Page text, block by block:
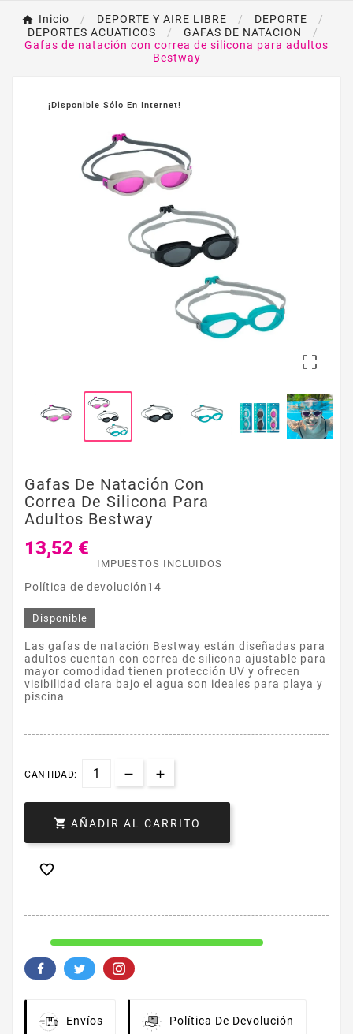
Inicio DEPORTE Y AIRE LIBRE
DEPORTE
DEPORTES ACUATICOS
GAFAS DE NATACION
Gafas de natación con correa de silicona para adultos
Bestway
¡Disponible Sólo En Internet!

Gafas De Natación Con
Correa De Silicona Para
Adultos Bestway
13,52 €
IMPUESTOS INCLUIDOS
Política de devolución14
Disponible
Las gafas de natación Bestway están diseñadas para
adultos cuentan con correa de silicona ajustable para
mayor comodidad tienen protección UV y ofrecen
visibilidad clara bajo el agua son ideales para playa y
piscina
CANTIDAD:
 AÑADIR AL CARRITO

Envíos Política De Devolución